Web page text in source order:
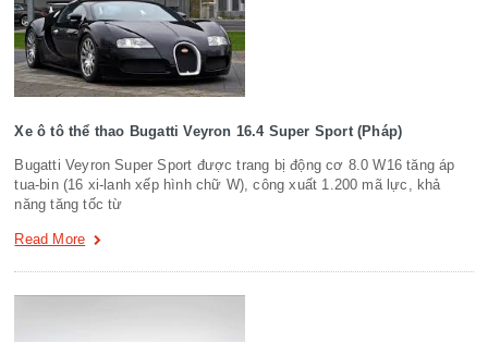
Xe ô tô thể thao Bugatti Veyron 16.4 Super Sport (Pháp)
Bugatti Veyron Super Sport được trang bị động cơ 8.0 W16 tăng áp
tua-bin (16 xi-lanh xếp hình chữ W), công xuất 1.200 mã lực, khả
năng tăng tốc từ
Read More